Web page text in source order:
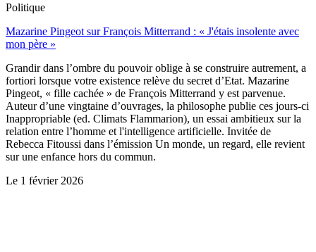
Politique
Mazarine Pingeot sur François Mitterrand : « J'étais insolente avec
mon père »
Grandir dans l’ombre du pouvoir oblige à se construire autrement, a
fortiori lorsque votre existence relève du secret d’Etat. Mazarine
Pingeot, « fille cachée » de François Mitterrand y est parvenue.
Auteur d’une vingtaine d’ouvrages, la philosophe publie ces jours-ci
Inappropriable (ed. Climats Flammarion), un essai ambitieux sur la
relation entre l’homme et l'intelligence artificielle. Invitée de
Rebecca Fitoussi dans l’émission Un monde, un regard, elle revient
sur une enfance hors du commun.
Le 1 février 2026